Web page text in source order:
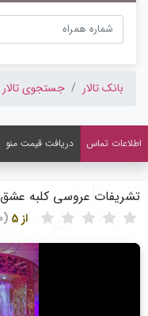
بانک تالار جستجوی تالار
اطلاعات تماس دریافت قیمت منو
تشریفات عروسی کلبه عشق
(0 نفر)